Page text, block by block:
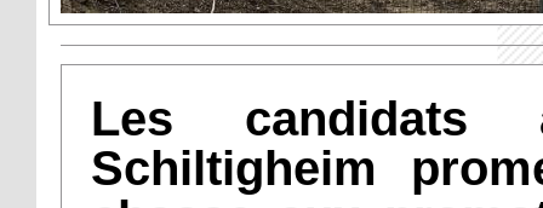
Les candidats
Schiltigheim